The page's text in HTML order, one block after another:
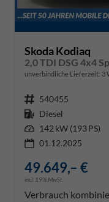
Skoda Kodiaq
2,0 TDI DSG 4x4
unverbindliche Lieferzeit: 3
Fahrzeugnr. 540455
Kraftstoff Diesel
Leistung 142 kW (193 PS)
01.12.2025
49.649,– €
incl. 19% MwSt.
Verbrauch